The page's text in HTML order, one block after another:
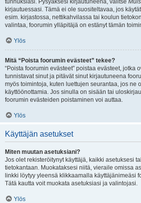
tunnuksiasi. Pysyäksesi kirjautuneena, valitse
kirjautuessasi. Tämä ei ole suositeltavaa, jos
esim. kirjastossa, nettikahvilassa tai koulun
valintaa, foorumin ylläpitäjä on estänyt tämän
Ylös
Mitä “Poista foorumin evästeet” tekee?
“Poista foorumin evästeet” poistaa evästeet, jotka
tunnistavat sinut ja pitävät sinut kirjautuneena
myös toimintoja, kuten luettujen seurantaa, jos ne
käyttöönottamia. Jos sinulla on sisään tai
foorumin evästeiden poistaminen voi auttaa.
Ylös
Käyttäjän asetukset
Miten muutan asetuksiani?
Jos olet rekisteröitynyt käyttäjä, kaikki asetuksesi
tietokantaan. Muokataksesi niitä, vieraile omissa
linkki löytyy yleensä klikkaamalla käyttäjänimeäsi
Tätä kautta voit muokata asetuksiasi ja valintojasi.
Ylös